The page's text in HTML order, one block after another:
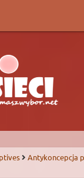
Antykoncepcja